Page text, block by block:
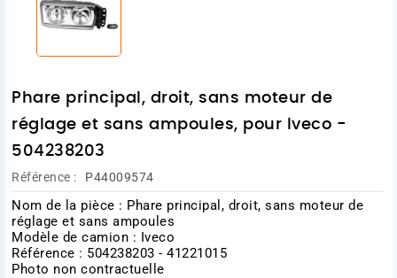
Phare principal, droit, sans moteur de
réglage et sans ampoules, pour Iveco -
504238203
Référence : P44009574
Nom de la pièce : Phare principal, droit, sans moteur de
réglage et sans ampoules
Modèle de camion : Iveco
Référence : 504238203 - 41221015
Photo non contractuelle